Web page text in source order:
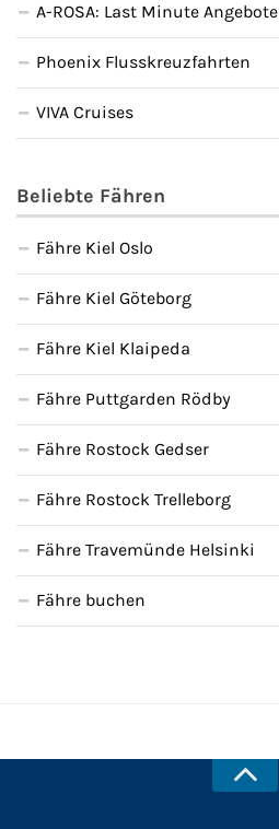
A-ROSA: Last Minute Angebote
Phoenix Flusskreuzfahrten
VIVA Cruises
Beliebte Fähren
Fähre Kiel Oslo
Fähre Kiel Göteborg
Fähre Kiel Klaipeda
Fähre Puttgarden Rödby
Fähre Rostock Gedser
Fähre Rostock Trelleborg
Fähre Travemünde Helsinki
Fähre buchen